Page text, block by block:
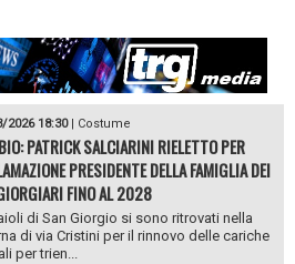
2026 18:30| Costume
PATRICK SALCIARINI RIELETTO PER
PRESIDENTE DELLA FAMIGLIA DEI
FINO AL 2028
di San Giorgio si sono ritrovati nella
di via Cristini per il rinnovo delle cariche
per trien...